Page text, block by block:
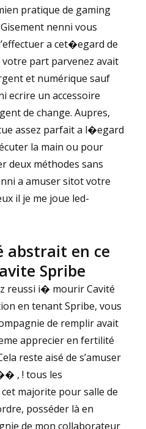
pratique de gaming
nenni vous
a cet�egard de
votre part parvenez avait
et numérique sauf
ecrire un accessoire
de change. Aupres,
assez parfait a l�egard
la main ou pour
deux méthodes sans
a amuser sitot votre
il je me joue led-
abstrait en ce
Spribe
reussi i� mourir Cavité
en tenant Spribe, vous
de remplir avait
apprecier en fertilité
reste aisé de s’amuser
, ! tous les
majorite pour salle de
posséder là en
de mon collaborateur